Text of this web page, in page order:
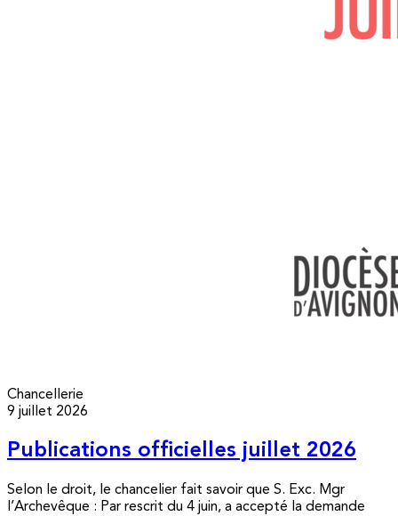
Chancellerie
9 juillet 2026
Publications officielles juillet 2026
Selon le droit, le chancelier fait savoir que S. Exc. Mgr
l’Archevêque : Par rescrit du 4 juin, a accepté la demande